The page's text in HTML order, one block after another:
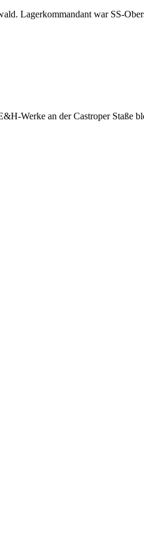
Lagerkommandant war SS-
Werke an der Castroper Staße